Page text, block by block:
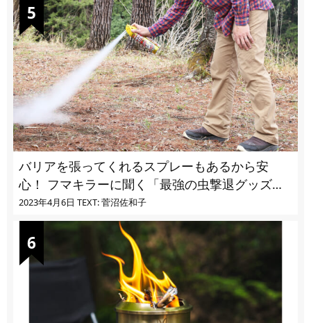
バリアを張ってくれるスプレーもあるから安
心！ フマキラーに聞く「最強の虫撃退グッズ
vol.4」【キャンプサイトで使う虫よけ】
2023年4月6日 TEXT: 菅沼佐和子